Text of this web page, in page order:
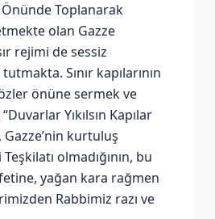
Önünde Toplanarak
olan Gazze
rejimi de sessiz
Sınır kapılarının
önüne sermek ve
Yıkılsın Kapılar
Gazze’nin kurtuluş
olmadığının, bu
yağan kara rağmen
Rabbimiz razı ve